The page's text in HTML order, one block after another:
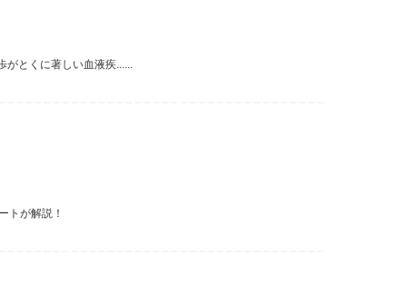
がとくに著しい血液疾......
トが解説！